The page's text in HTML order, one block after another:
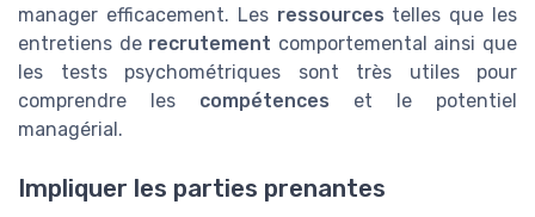
manager efficacement. Les ressources telles que les
entretiens de recrutement comportemental ainsi que
les tests psychométriques sont très utiles pour
comprendre les compétences et le potentiel
managérial.
Impliquer les parties prenantes